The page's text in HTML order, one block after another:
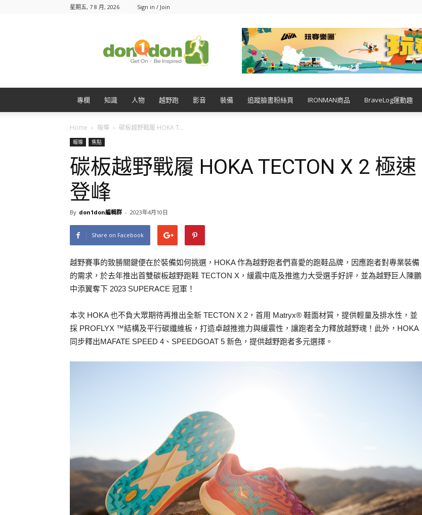
星期五, 7 8 月, 2026 Sign in / Join
專欄 知識 人物 越野跑 影音 裝備 追蹤臉書粉絲頁 IRONMAN商品 BraveLog運動趣
Home 報導 碳板越野戰履 HOKA T...
報導 焦點
碳板越野戰履 HOKA TECTON X 2 極速
登峰
By don1don編輯群 - 2023年4月10日
Share on Facebook
越野賽事的致勝關鍵便在於裝備如何挑選，HOKA 作為越野跑者們喜愛的跑鞋品牌，因應跑者對專業裝備
的需求，於去年推出首雙碳板越野跑鞋 TECTON X，緩震中底及推進力大受選手好評，並為越野巨人陳鵬
中添翼奪下 2023 SUPERACE 冠軍！
本次 HOKA 也不負大眾期待再推出全新 TECTON X 2，首用 Matryx® 鞋面材質，提供輕量及排水性，並
採 PROFLYX ™結構及平行碳纖維板，打造卓越推進力與緩震性，讓跑者全力釋放越野魂！此外，HOKA
同步釋出MAFATE SPEED 4、SPEEDGOAT 5 新色，提供越野跑者多元選擇。